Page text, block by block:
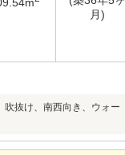
月)
抜け、南西向き、ウォー